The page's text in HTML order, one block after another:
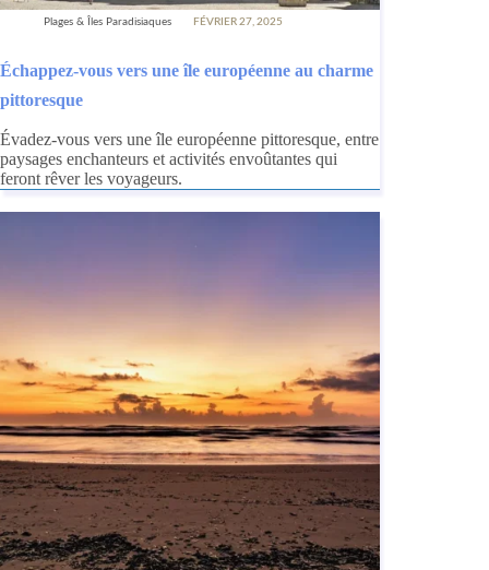
Plages & Îles Paradisiaques FÉVRIER 27, 2025
Échappez-vous vers une île européenne au charme
pittoresque
Évadez-vous vers une île européenne pittoresque, entre
paysages enchanteurs et activités envoûtantes qui
feront rêver les voyageurs.